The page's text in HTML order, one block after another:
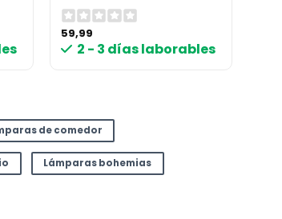
59,99
2 - 3 días laborables
de comedor
Lámparas bohemias